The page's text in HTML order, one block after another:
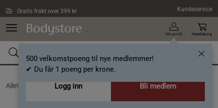
Gratis frakt over 399 kr Kundeservice
Min profil
500 velkomstpoeng til nye medlemmer!
✔ Du får 1 poeng per krone.
Logg inn
Bli medlem
Handlekorg
AlleVaremerker / RX Performance